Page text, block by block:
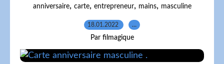
anniversaire, carte, entrepreneur, mains, masculine
18.01.2022 …
Par filmagique